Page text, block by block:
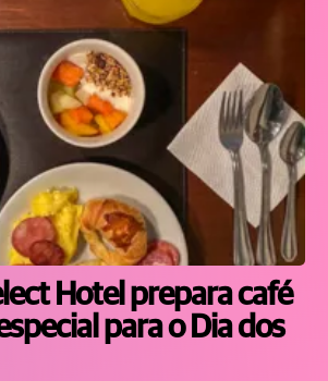
Hotel prepara café
para o Dia dos